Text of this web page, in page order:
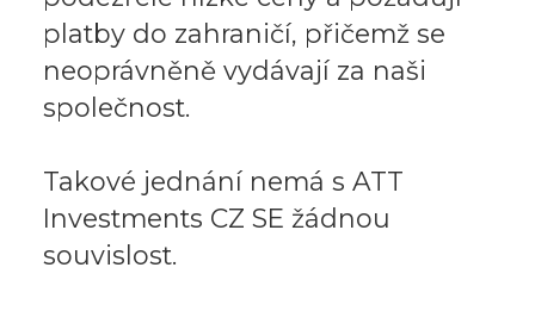
platby do zahraničí, přičemž se
neoprávněně vydávají za naši
společnost.
Takové jednání nemá s ATT
Investments CZ SE žádnou
souvislost.